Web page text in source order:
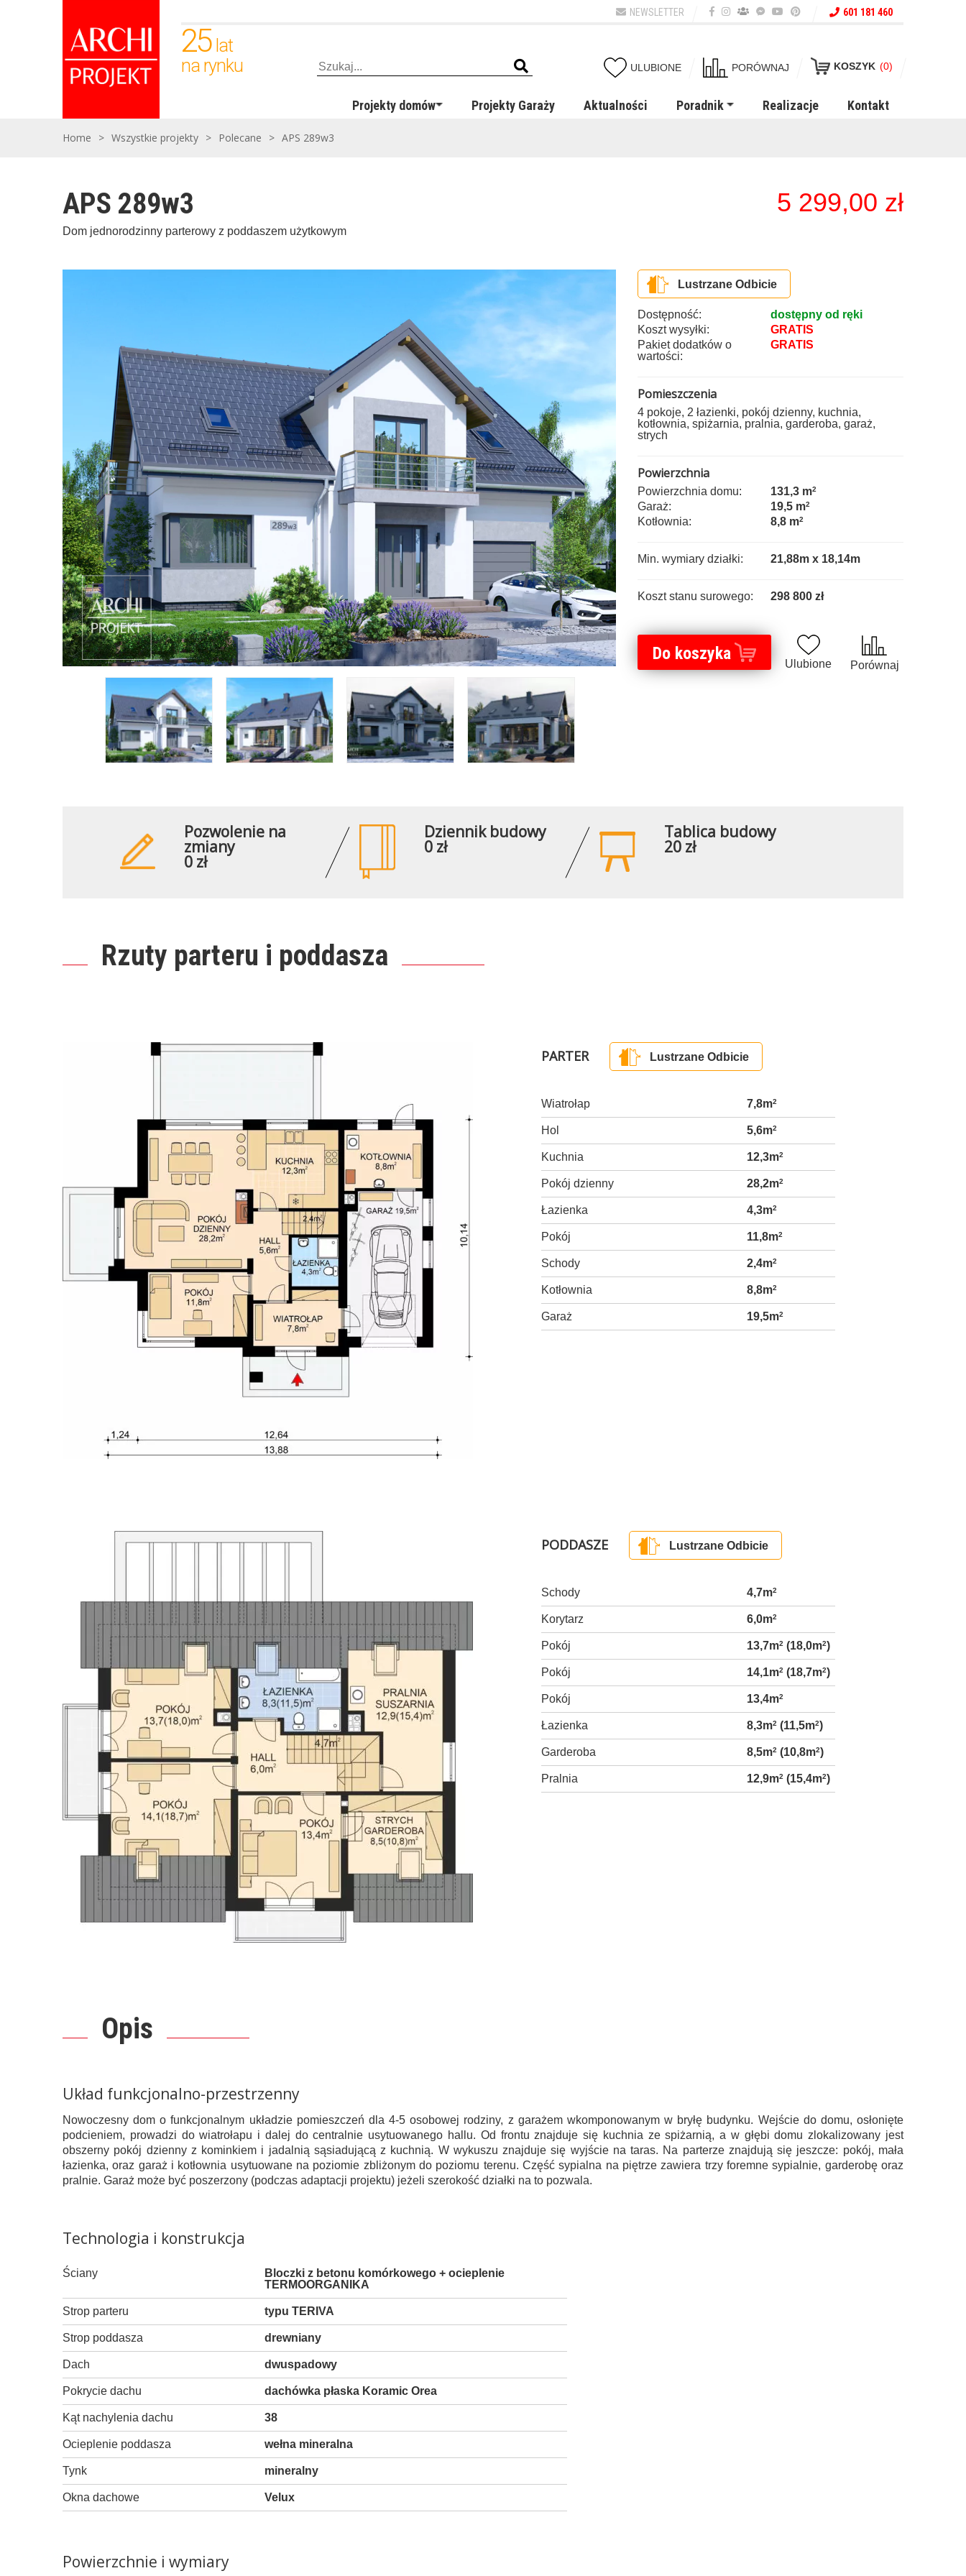
NEWSLETTER 601 181 460
25 lat
na rynku
ULUBIONE PORÓWNAJ KOSZYK (0)
Projekty domów Projekty Garaży Aktualności Poradnik Realizacje Kontakt
Home > Wszystkie projekty > Polecane > APS 289w3
APS 289w3 5 299,00 zł
Dom jednorodzinny parterowy z poddaszem użytkowym
Lustrzane Odbicie
Dostępność:
dostępny od ręki
Koszt wysyłki:
GRATIS
Pakiet dodatków o
wartości:
GRATIS
Pomieszczenia
4 pokoje, 2 łazienki, pokój dzienny, kuchnia,
kotłownia, spiżarnia, pralnia, garderoba, garaż,
strych
Powierzchnia
Powierzchnia domu: 131,3 m2
Garaż: 19,5 m2
Kotłownia: 8,8 m2
Min. wymiary działki: 21,88m x 18,14m
Koszt stanu surowego: 298 800 zł
Do koszyka
Ulubione Porównaj
Pozwolenie na
zmiany
0 zł
Dziennik budowy
0 zł
Tablica budowy
20 zł
Rzuty parteru i poddasza
PARTER Lustrzane Odbicie
Wiatrołap 7,8m2
Hol 5,6m2
Kuchnia 12,3m2
Pokój dzienny 28,2m2
Łazienka 4,3m2
Pokój 11,8m2
Schody 2,4m2
Kotłownia 8,8m2
Garaż 19,5m2
PODDASZE Lustrzane Odbicie
Schody 4,7m2
Korytarz 6,0m2
Pokój 13,7m2 (18,0m2)
Pokój 14,1m2 (18,7m2)
Pokój 13,4m2
Łazienka 8,3m2 (11,5m2)
Garderoba 8,5m2 (10,8m2)
Pralnia 12,9m2 (15,4m2)
Opis
Układ funkcjonalno-przestrzenny
Nowoczesny dom o funkcjonalnym układzie pomieszczeń dla 4-5 osobowej rodziny, z garażem wkomponowanym w bryłę budynku. Wejście do domu, osłonięte
podcieniem, prowadzi do wiatrołapu i dalej do centralnie usytuowanego hallu. Od frontu znajduje się kuchnia ze spiżarnią, a w głębi domu zlokalizowany jest
obszerny pokój dzienny z kominkiem i jadalnią sąsiadującą z kuchnią. W wykuszu znajduje się wyjście na taras. Na parterze znajdują się jeszcze: pokój, mała
łazienka, oraz garaż i kotłownia usytuowane na poziomie zbliżonym do poziomu terenu. Część sypialna na piętrze zawiera trzy foremne sypialnie, garderobę oraz
pralnie. Garaż może być poszerzony (podczas adaptacji projektu) jeżeli szerokość działki na to pozwala.
Technologia i konstrukcja
Ściany
Bloczki z betonu komórkowego + ocieplenie
TERMOORGANIKA
Strop parteru typu TERIVA
Strop poddasza drewniany
Dach dwuspadowy
Pokrycie dachu dachówka płaska Koramic Orea
Kąt nachylenia dachu 38
Ocieplenie poddasza wełna mineralna
Tynk mineralny
Okna dachowe Velux
Powierzchnie i wymiary